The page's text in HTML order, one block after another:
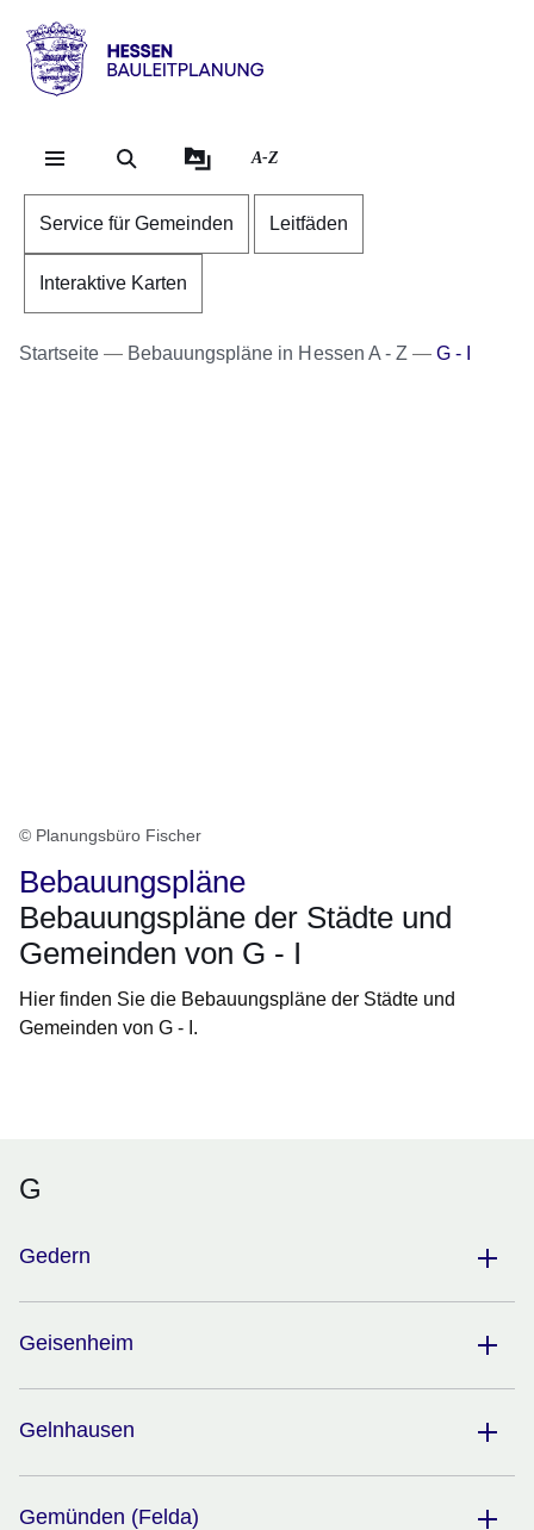
Hessen
Bauleitplanung
A-Z
Service für Gemeinden Leitfäden
Interaktive Karten
Startseite Bebauungspläne in Hessen A - Z G - I
© Planungsbüro Fischer
Bebauungspläne
Bebauungspläne der Städte und
Gemeinden von G - I
Hier finden Sie die Bebauungspläne der Städte und
Gemeinden von G - I.
G
Gedern
Geisenheim
Gelnhausen
Gemünden (Felda)